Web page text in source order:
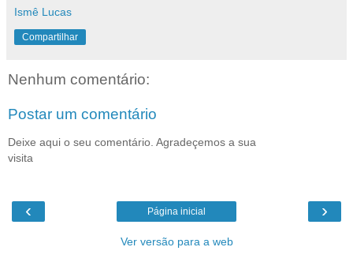
Ismê Lucas
Compartilhar
Nenhum comentário:
Postar um comentário
Deixe aqui o seu comentário. Agradeçemos a sua
visita
‹ ›
Página inicial
Ver versão para a web